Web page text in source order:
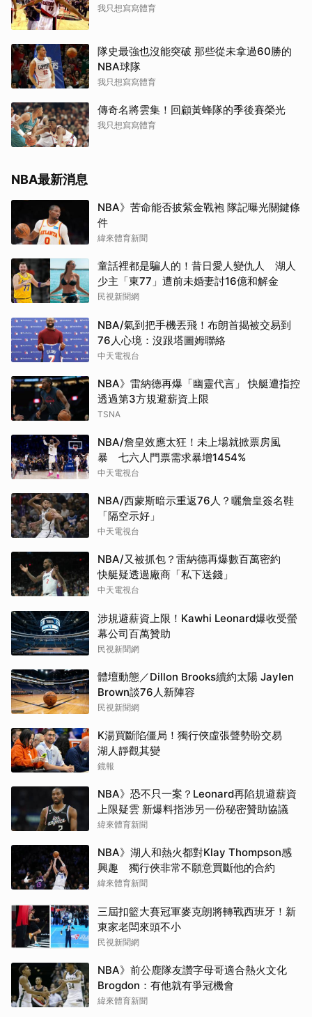
我只想寫寫體育
隊史最強也沒能突破 那些從未拿過60勝的
NBA球隊
我只想寫寫體育
傳奇名將雲集！回顧黃蜂隊的季後賽榮光
我只想寫寫體育
NBA最新消息
NBA》苦命能否披紫金戰袍 隊記曝光關鍵條
件
緯來體育新聞
童話裡都是騙人的！昔日愛人變仇人 湖人
少主「東77」遭前未婚妻討16億和解金
民視新聞網
NBA/氣到把手機丟飛！布朗首揭被交易到
76人心境：沒跟塔圖姆聯絡
中天電視台
NBA》雷納德再爆「幽靈代言」 快艇遭指控
透過第3方規避薪資上限
TSNA
NBA/詹皇效應太狂！未上場就掀票房風
暴 七六人門票需求暴增1454%
中天電視台
NBA/西蒙斯暗示重返76人？曬詹皇簽名鞋
「隔空示好」
中天電視台
NBA/又被抓包？雷納德再爆數百萬密約
快艇疑透過廠商「私下送錢」
中天電視台
涉規避薪資上限！Kawhi Leonard爆收受螢
幕公司百萬贊助
民視新聞網
體壇動態／Dillon Brooks續約太陽 Jaylen
Brown談76人新陣容
民視新聞網
K湯買斷陷僵局！獨行俠虛張聲勢盼交易
湖人靜觀其變
鏡報
NBA》恐不只一案？Leonard再陷規避薪資
上限疑雲 新爆料指涉另一份秘密贊助協議
緯來體育新聞
NBA》湖人和熱火都對Klay Thompson感
興趣 獨行俠非常不願意買斷他的合約
緯來體育新聞
三屆扣籃大賽冠軍麥克朗將轉戰西班牙！新
東家老闆來頭不小
民視新聞網
NBA》前公鹿隊友讚字母哥適合熱火文化
Brogdon：有他就有爭冠機會
緯來體育新聞